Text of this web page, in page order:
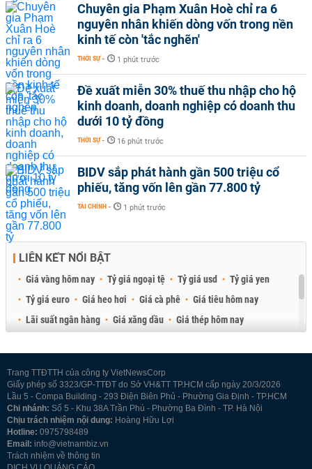
Chuyên gia Phạm Xuân Hoè chỉ ra 6
nguyên nhân khiến dòng vốn trong nền
kinh tế còn 'tắc nghẽn'
THỜI SỰ - 1 phút trước
Đề xuất miễn 30% thuế thu nhập cho hộ
kinh doanh, doanh nghiệp có doanh thu
dưới 10 tỷ đồng
THỜI SỰ - 16 phút trước
BIDV sắp phát hành gần 500 triệu cổ
phiếu, tăng vốn lên gần 77.800 tỷ
TÀI CHÍNH - 1 phút trước
LIÊN KẾT NỔI BẬT
Giá vàng hôm nay Tỷ giá ngoại tệ Tỷ giá usd
Tỷ giá yen
Tỷ giá euro
Giá heo hơi Giá cà phê
Giá tiêu hôm nay
Lãi suất ngân hàng
Giá xăng dầu
Giá thép hôm nay
Trang TTĐTTH của công ty VietNewsCorp
Giấy phép số 3323/GP-TTĐT do Sở VH&TT TP.HCM cấp ngày 20/3/2026
Lầu 5 - Compa Building - 293 Điện Biên Phủ - Phường Gia Định - TP.HCM
Chi nhánh: Số 5 - Khu 38A Trần Phú - Phường Ba Đình - TP. Hà Nội
Chịu trách nhiệm nội dung: Hoàng Hữu Lợi
Hotline: 0975798489
Email: info@vietnambiz.vn
Trách nhiệm về thông tin